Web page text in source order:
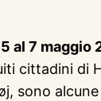
5 al 7 maggio
cittadini di
sono